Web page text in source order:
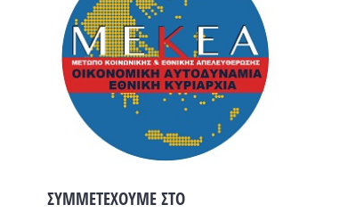
ΣΥΜΜΕΤΕΧΟΥΜΕ ΣΤΟ